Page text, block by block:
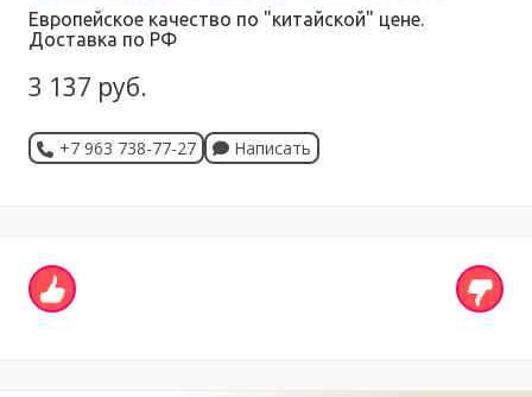
Европейское качество по "китайской" цене.
Доставка по РФ
3 137 руб.
+7 963 738-77-27 Написать